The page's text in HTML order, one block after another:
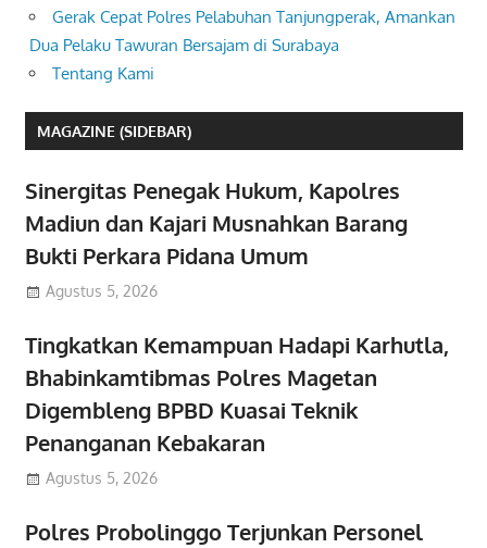
Gerak Cepat Polres Pelabuhan Tanjungperak, Amankan
Dua Pelaku Tawuran Bersajam di Surabaya
Tentang Kami
MAGAZINE (SIDEBAR)
Sinergitas Penegak Hukum, Kapolres
Madiun dan Kajari Musnahkan Barang
Bukti Perkara Pidana Umum
Agustus 5, 2026
Tingkatkan Kemampuan Hadapi Karhutla,
Bhabinkamtibmas Polres Magetan
Digembleng BPBD Kuasai Teknik
Penanganan Kebakaran
Agustus 5, 2026
Polres Probolinggo Terjunkan Personel